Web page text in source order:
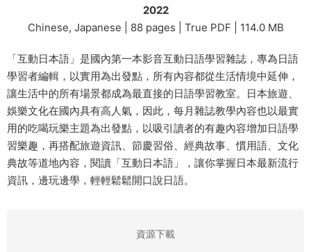
2022
Chinese, Japanese | 88 pages | True PDF | 114.0 MB
「互動日本語」是國內第一本影音互動日語學習雜誌，專為日語
學習者編輯，以實用為出發點，所有內容都從生活情境中延伸，
讓生活中的所有場景都成為最直接的日語學習教室。日本旅遊、
娛樂文化在國內具有高人氣，因此，每月雜誌教學內容也以最實
用的吃喝玩樂主題為出發點，以吸引讀者的有趣內容增加日語學
習樂趣，再搭配旅遊資訊、節慶習俗、經典故事、慣用語、文化
典故等道地內容，閱讀「互動日本語」，讓你掌握日本最新流行
資訊，邊玩邊學，輕輕鬆鬆開口說日語。
資源下載